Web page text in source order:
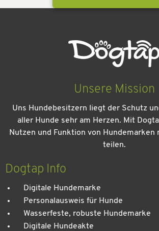
Kein Urlaub ohne meinen Hund:
Unsere Mission
Uns Hundebesitzern liegt der Schutz
aller Hunde sehr am Herzen. Mit
Nutzen und Funktion von Hundemarken
teilen.
Dogtap Info
Digitale Hundemarke
Personalausweis für Hunde
Wasserfeste, robuste Hundemarke
Digitale Hundeakte